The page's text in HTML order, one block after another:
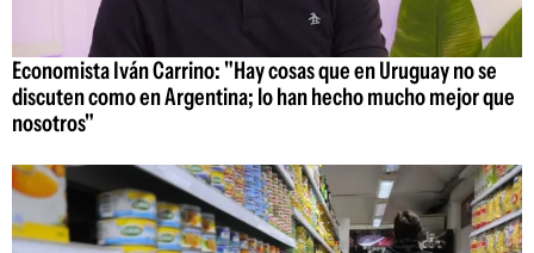
Economista Iván Carrino: "Hay cosas que en Uruguay no se
discuten como en Argentina; lo han hecho mucho mejor que
nosotros"